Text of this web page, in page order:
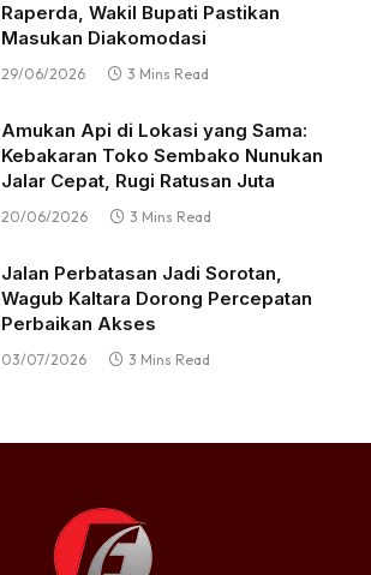
Raperda, Wakil Bupati Pastikan
Masukan Diakomodasi
29/06/2026 3 Mins Read
Amukan Api di Lokasi yang Sama:
Kebakaran Toko Sembako Nunukan
Jalar Cepat, Rugi Ratusan Juta
20/06/2026 3 Mins Read
Jalan Perbatasan Jadi Sorotan,
Wagub Kaltara Dorong Percepatan
Perbaikan Akses
03/07/2026 3 Mins Read